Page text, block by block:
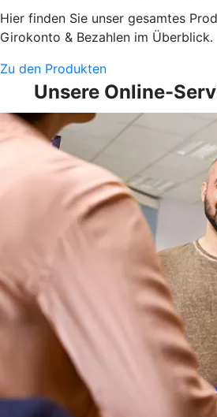
Hier finden Sie unser gesamtes
Girokonto & Bezahlen im Überblick.
Zu den Produkten
Unsere Online-